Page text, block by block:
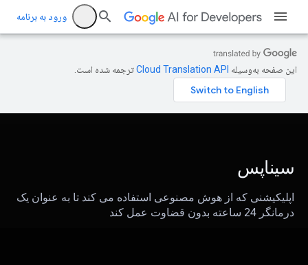
ورود به برنامه
این صفحه به‌وسیله ترجمه شده است.
سیناپس
اپلیکیشنی که از هوش مصنوعی استفاده می کند تا به عنوان یک
درمانگر 24 ساعته بدون قضاوت عمل کند